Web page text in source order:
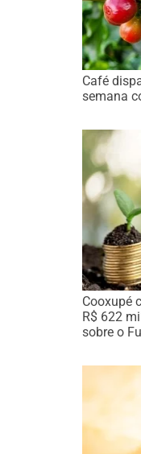
Café
semana
Cooxupé
R$ 622
sobre o